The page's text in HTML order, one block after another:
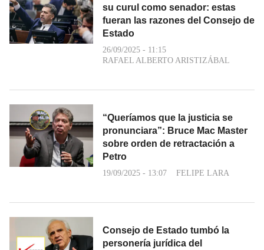
su curul como senador: estas
fueran las razones del Consejo de
Estado
26/09/2025 - 11:15
RAFAEL ALBERTO ARISTIZÁBAL
“Queríamos que la justicia se
pronunciara”: Bruce Mac Master
sobre orden de retractación a
Petro
19/09/2025 - 13:07 FELIPE LARA
Consejo de Estado tumbó la
personería jurídica del